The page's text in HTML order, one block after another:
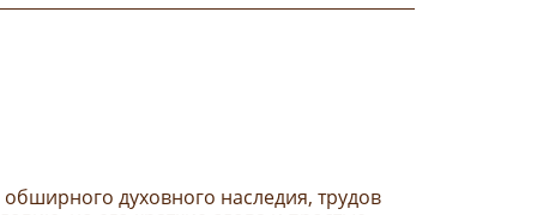
духовного наследия, трудов